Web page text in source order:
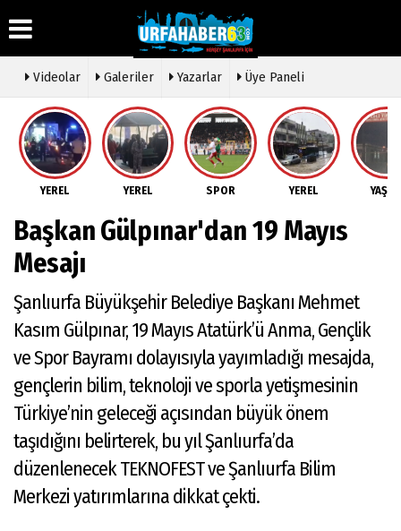
Üye Paneli
Haber
Arşivi
Arşivi
Günün
Haberleri
Hava
Durumu
Gazete
Anketler
Köşe
Yazarları
Video
Foto
Galeri
Künye
İletişim
Çerez
Gizlilik
Videolar Galeriler Yazarlar Üye Paneli
YEREL YEREL SPOR YEREL
Başkan Gülpınar'dan 19 Mayıs
Mesajı
Şanlıurfa Büyükşehir Belediye Başkanı Mehmet
Kasım Gülpınar, 19 Mayıs Atatürk’ü Anma, Gençlik
ve Spor Bayramı dolayısıyla yayımladığı mesajda,
gençlerin bilim, teknoloji ve sporla yetişmesinin
Türkiye’nin geleceği açısından büyük önem
taşıdığını belirterek, bu yıl Şanlıurfa’da
düzenlenecek TEKNOFEST ve Şanlıurfa Bilim
Merkezi yatırımlarına dikkat çekti.